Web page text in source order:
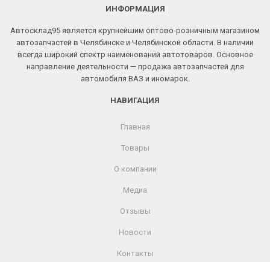
ИНФОРМАЦИЯ
Автосклад95 является крупнейшим оптово-розничным магазином
автозапчастей в Челябинске и Челябинской области. В наличии
всегда широкий спектр наименований автотоваров. Основное
направление деятельности — продажа автозапчастей для
автомобиля ВАЗ и иномарок.
НАВИГАЦИЯ
Главная
Товары
О компании
Медиа
Отзывы
Новости
Контакты